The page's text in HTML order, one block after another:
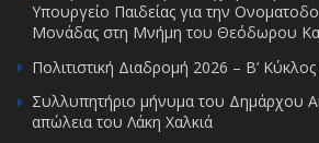
Υπουργείο Παιδείας για την
Μονάδας στη Μνήμη του Θεόδωρου
Πολιτιστική Διαδρομή 2026 – Β’
Συλλυπητήριο μήνυμα του Δημάρχου
απώλεια του Λάκη Χαλκιά